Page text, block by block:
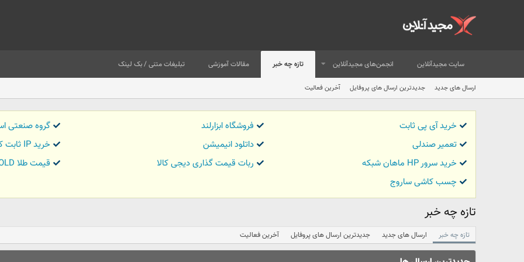
سایت مجیدآنلاین انجمن‌های مجیدآنلاین تازه چه خبر مقالات آموزشی تبلیغات متنی / بک لینک
ارسال های جدید جدیدترین ارسال های پروفایل آخرین فعالیت
خرید آی پی ثابت فروشگاه ابزارلند
گروه صنعتی
تعمیر صندلی
داتلود انیمیشن
خرید IP ثابت کاور تریدر
خرید سرور HP ماهان شبکه
ربات قیمت گذاری دیجی کالا
قیمت طلا GOLD
چسب کاشی ساروج
تازه چه خبر
تازه چه خبر ارسال های جدید جدیدترین ارسال های پروفایل آخرین فعالیت